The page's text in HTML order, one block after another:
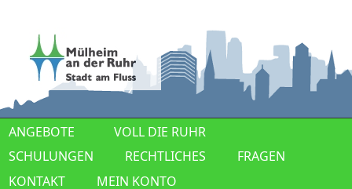
ANGEBOTE
VOLL DIE RUHR
SCHULUNGEN
RECHTLICHES
FRAGEN
KONTAKT
MEIN KONTO